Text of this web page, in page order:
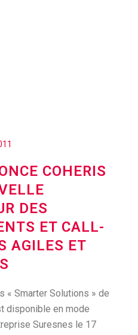
COHERIS
DES
ET CALL-
AGILES ET
« Smarter Solutions » de
disponible en mode
Suresnes le 17